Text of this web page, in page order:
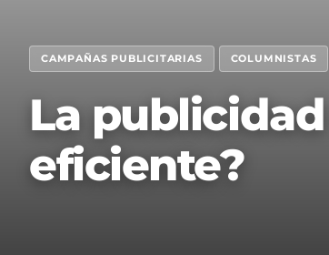
CAMPAÑAS PUBLICITARIAS COLUMNISTAS
La
eficiente?